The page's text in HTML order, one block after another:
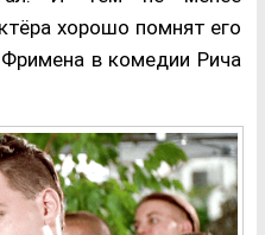
хорошо помнят его
в комедии Рича